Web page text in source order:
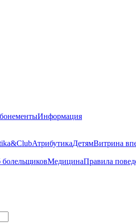
Информация
АтрибутикаДетямВитрина
МедицинаПравила